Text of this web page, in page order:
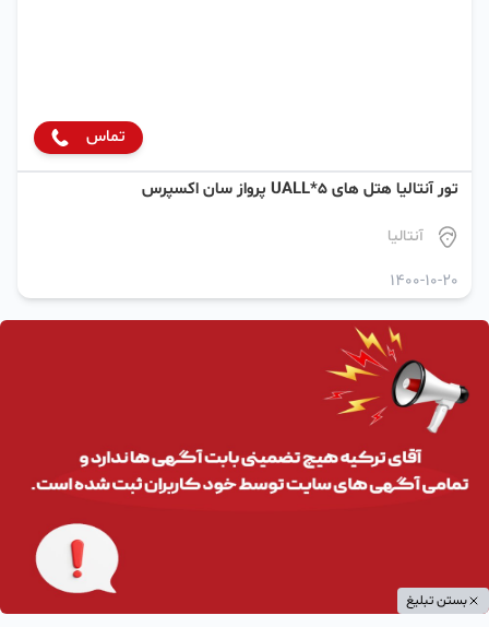
تماس
تور آنتالیا هتل های 5*UALL پرواز سان اکسپرس
آنتالیا
1400-10-20
بستن تبلیغ